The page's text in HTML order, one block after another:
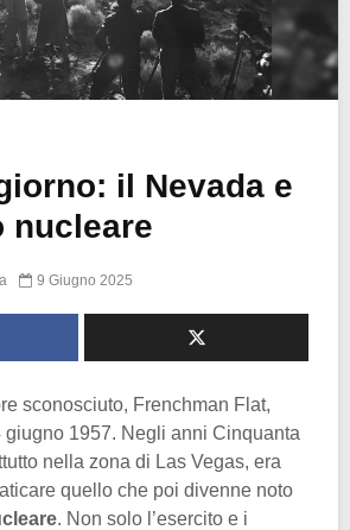
il Nevada e
nucleare
9 Giugno 2025
sconosciuto, Frenchman Flat,
giugno 1957. Negli anni Cinquanta
nella zona di Las Vegas, era
quello che poi divenne noto
. Non solo l’esercito e i